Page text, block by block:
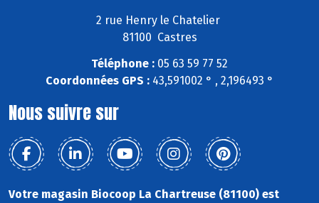
2 rue Henry le Chatelier
81100 Castres
Téléphone : 05 63 59 77 52
Coordonnées GPS : 43,591002 ° , 2,196493 °
Nous suivre sur
Votre magasin Biocoop La Chartreuse (81100) est